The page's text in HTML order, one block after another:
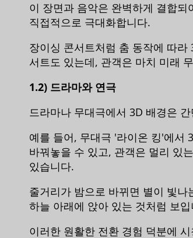
이 장면과 음악은 완벽하게 결합
직접적으로 극대화합니다.
장이싱 콘서트처럼 춤 동작에 따
서트도 있는데, 관객은 마치 미래
1.2) 드라마와 연극
드라마나 무대극에서 3D 배경은
예를 들어, 무대극 '라이온 킹'에서
바꿔놓을 수 있고, 관객은 멀리 있
있습니다.
줄거리가 밤으로 바뀌면 별이 빛
하늘 아래에 앉아 있는 것처럼 보입
이러한 원활한 전환 경험 덕분에